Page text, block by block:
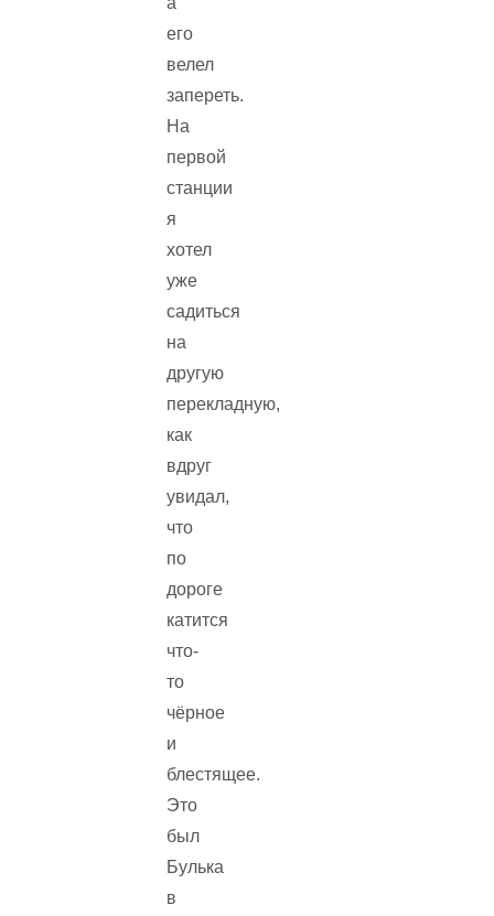
его
велел
запереть.
На
первой
станции
я
хотел
уже
садиться
на
другую
перекладную,
как
вдруг
увидал,
что
по
дороге
катится
что-
то
чёрное
и
блестящее.
Это
был
Булька
в